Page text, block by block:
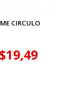
CIRCULO